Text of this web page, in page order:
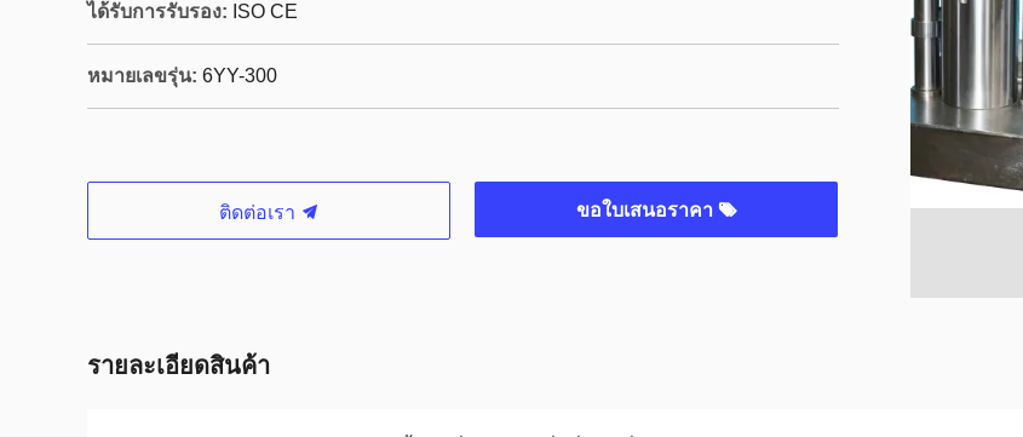
ได้รับการรับรอง: ISO CE
หมายเลขรุ่น: 6YY-300
ติดต่อเรา ขอใบเสนอราคา
รายละเอียดสินค้า